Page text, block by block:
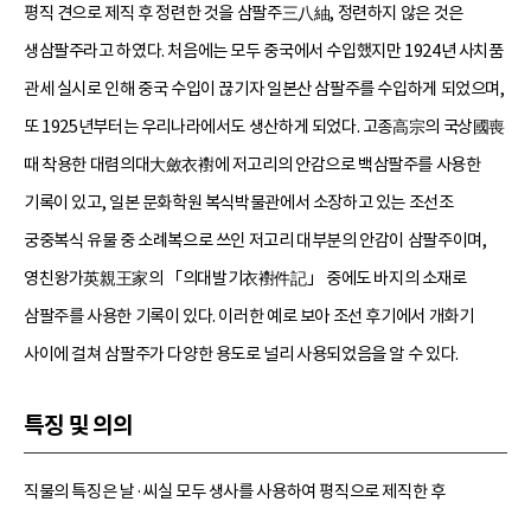
평직 견으로 제직 후 정련한 것을 삼팔주三八紬, 정련하지 않은 것은
생삼팔주라고 하였다. 처음에는 모두 중국에서 수입했지만 1924년 사치품
관세 실시로 인해 중국 수입이 끊기자 일본산 삼팔주를 수입하게 되었으며,
또 1925년부터는 우리나라에서도 생산하게 되었다. 고종高宗의 국상國喪
때 착용한 대렴의대大斂衣襨에 저고리의 안감으로 백삼팔주를 사용한
기록이 있고, 일본 문화학원 복식박물관에서 소장하고 있는 조선조
궁중복식 유물 중 소례복으로 쓰인 저고리 대부분의 안감이 삼팔주이며,
영친왕가英親王家의 「의대발기衣襨件記」 중에도 바지의 소재로
삼팔주를 사용한 기록이 있다. 이러한 예로 보아 조선 후기에서 개화기
사이에 걸쳐 삼팔주가 다양한 용도로 널리 사용되었음을 알 수 있다.
특징 및 의의
직물의 특징은 날·씨실 모두 생사를 사용하여 평직으로 제직한 후